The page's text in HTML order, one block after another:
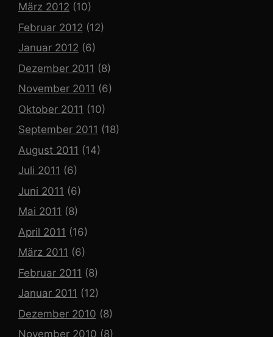
März 2012 (10)
Februar 2012 (12)
Januar 2012 (6)
Dezember 2011 (8)
November 2011 (6)
Oktober 2011 (10)
September 2011 (18)
August 2011 (14)
Juli 2011 (6)
Juni 2011 (6)
Mai 2011 (8)
April 2011 (16)
März 2011 (6)
Februar 2011 (8)
Januar 2011 (12)
Dezember 2010 (8)
November 2010 (8)